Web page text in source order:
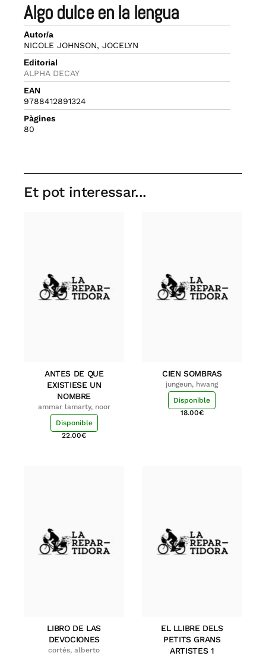
algo dulce en la lengua
Autor/a
NICOLE JOHNSON, JOCELYN
Editorial
ALPHA DECAY
EAN
9788412891324
Pàgines
80
Et pot interessar...
ANTES DE QUE
EXISTIESE UN
NOMBRE
ammar lamarty, noor
Disponible
22.00€
CIEN SOMBRAS
jungeun, hwang
Disponible
18.00€
LIBRO DE LAS
DEVOCIONES
cortés, alberto
EL LLIBRE DELS
PETITS GRANS
ARTISTES 1